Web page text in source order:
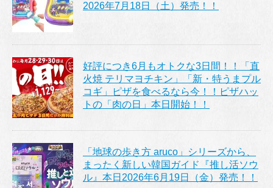
2026年7月18日（土）発売！！
好評につき6月もオトクな3日間！！「直
火焼 テリマヨチキン」「新・特うまプル
コギ」ピザを食べるなら今！！ピザハッ
トの「肉の日」本日開始！！
「地球の歩き方 aruco」シリーズから、
まったく新しい韓国ガイド『推し活ソウ
ル』本日2026年6月19日（金）発売！！